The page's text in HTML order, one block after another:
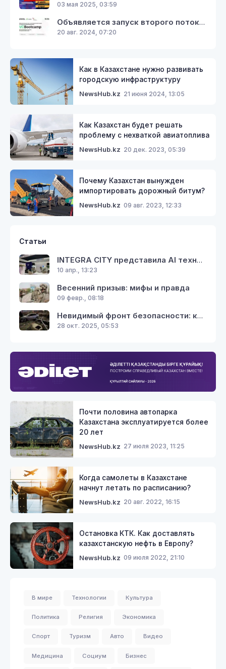
03 мая 2025, 03:59
Объявляется запуск второго потока курса VC Bootcamp по венчурным инвестициям от экспертов Кремниевой Долины
20 авг. 2024, 07:20
Как в Казахстане нужно развивать
городскую инфраструктуру
NewsHub.kz 21 июня 2024, 13:05
Как Казахстан будет решать
проблему с нехваткой авиатоплива
NewsHub.kz 20 дек. 2023, 05:39
Почему Казахстан вынужден
импортировать дорожный битум?
NewsHub.kz 09 авг. 2023, 12:33
Статьи
INTEGRA CITY представила AI технологии для экосистемы цифрового управления городами на GITEX Africa 2026
10 апр., 13:23
Весенний призыв: мифы и правда
09 февр., 08:18
Невидимый фронт безопасности: как газовики спасают тепло в наших домах
28 окт. 2025, 05:53
Почти половина автопарка
Казахстана эксплуатируется более
20 лет
NewsHub.kz 27 июля 2023, 11:25
Когда самолеты в Казахстане
начнут летать по расписанию?
NewsHub.kz 20 авг. 2022, 16:15
Остановка КТК. Как доставлять
казахстанскую нефть в Европу?
NewsHub.kz 09 июля 2022, 21:10
В мире Технологии Культура
Политика Религия Экономика
Спорт Туризм Авто Видео
Медицина Социум Бизнес